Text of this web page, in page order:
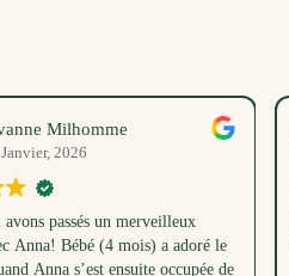
Milhomme
2026
passés un merveilleux
Anna! Bébé (4 mois) a adoré le
Anna s’est ensuite occupée de